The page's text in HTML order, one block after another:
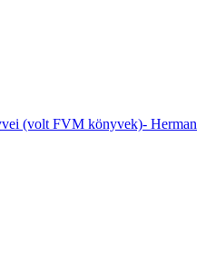
(volt FVM könyvek)- Herman